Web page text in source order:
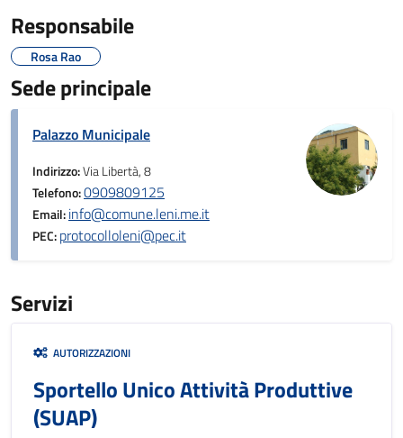
Responsabile
Rosa Rao
Sede principale
Palazzo Municipale
Indirizzo:Via Libertà, 8
Telefono:0909809125
Email:info@comune.leni.me.it
PEC:protocolloleni@pec.it
Servizi
AUTORIZZAZIONI
Sportello Unico Attività Produttive
(SUAP)